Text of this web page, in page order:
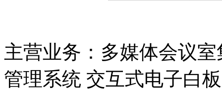
主营业务：多媒体会议
管理系统 交互式电子白板